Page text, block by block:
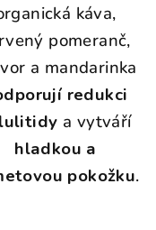
káva,
pomeranč,
a mandarinka
redukci
a vytváří
hladkou a
pokožku.